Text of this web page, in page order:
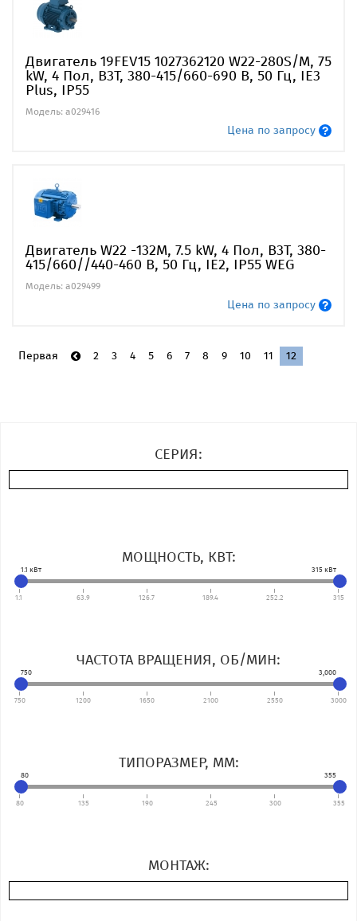
Двигатель 19FEV15 1027362120 W22-280S/M, 75
kW, 4 Пол, B3T, 380-415/660-690 В, 50 Гц, IE3
Plus, IP55
Модель: a029416
Цена по запросу
Двигатель W22 -132M, 7.5 kW, 4 Пол, B3T, 380-
415/660//440-460 В, 50 Гц, IE2, IP55 WEG
Модель: a029499
Цена по запросу
Первая 2 3 4 5 6 7 8 9 10 11 12
СЕРИЯ:
МОЩНОСТЬ, КВТ:
1.1 кВт 315 кВт
1.1 63.9 126.7 189.4 252.2 315
ЧАСТОТА ВРАЩЕНИЯ, ОБ/МИН:
750 3,000
750 1200 1650 2100 2550 3000
ТИПОРАЗМЕР, ММ:
80 355
80 135 190 245 300 355
МОНТАЖ: